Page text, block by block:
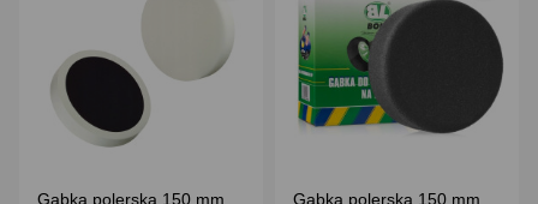
Gąbka polerska 150 mm
Gąbka polerska 150 mm